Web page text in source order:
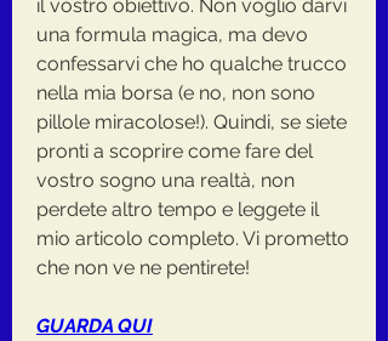
il vostro obiettivo. Non voglio darvi
una formula magica, ma devo
confessarvi che ho qualche trucco
nella mia borsa (e no, non sono
pillole miracolose!). Quindi, se siete
pronti a scoprire come fare del
vostro sogno una realtà, non
perdete altro tempo e leggete il
mio articolo completo. Vi prometto
che non ve ne pentirete!
GUARDA QUI